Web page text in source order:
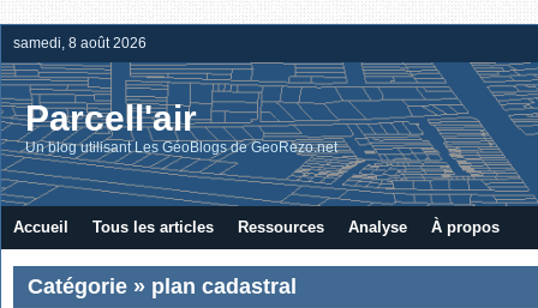
samedi, 8 août 2026
Parcell'air
Un blog utilisant Les GéoBlogs de GeoRezo.net
Accueil Tous les articles Ressources Analyse À propos
Catégorie » plan cadastral